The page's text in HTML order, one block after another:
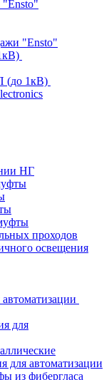
"Ensto"
"Ensto"
(до 1кВ)
НГ
проходов
освещения
для
для автоматизации
из фибергласа